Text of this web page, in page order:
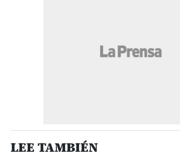
LEE TAMBIÉN